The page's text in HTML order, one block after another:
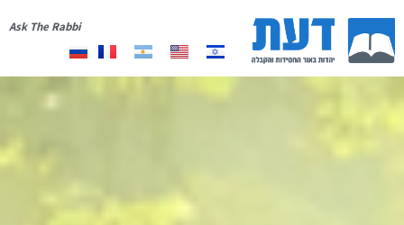
Ask The Rabbi
יצירת קשררשימת תפוצה תרומה